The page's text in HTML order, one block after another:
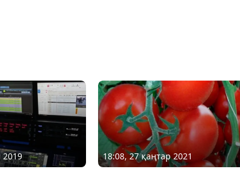
2019 18:08, 27 қаңтар 2021